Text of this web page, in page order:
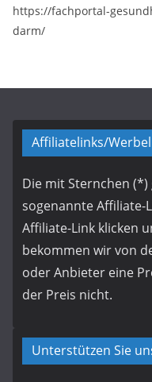
https://fachportal-
darm/
Affiliatelinks/
Die mit Sternchen
sogenannte Affiliate-
Affiliate-Link klicken
bekommen wir von
oder Anbieter eine
der Preis nicht.
Unterstützen Sie